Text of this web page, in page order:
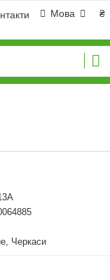
₴
Мова
Черкаси